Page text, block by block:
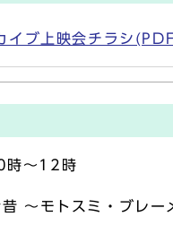
イブ上映会チラシ
～12時
～モトスミ・ブレー